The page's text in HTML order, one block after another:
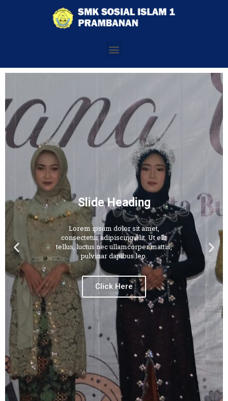
Slide Heading
Lorem ipsum dolor sit amet,
consectetur adipiscing elit. Ut elit
tellus, luctus nec ullamcorper mattis,
pulvinar dapibus leo.
Click Here